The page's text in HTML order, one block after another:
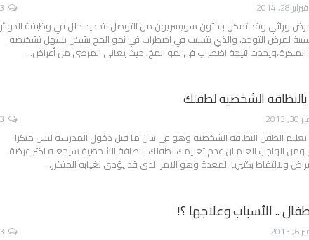
فبراير 28, 2014
وراثي وقد تمكن باحثون سويسريون من التوصل لتحديد خلل في وظيفة الدوائر
لمرض التوحد، والذي يتسبب في اضطراب في نمو المخ بشكل يسهل تشخيصه
نتيجة اضطراب في نمو المخ، حيث يعاني المرضى من أعراض…
بالنظافة الشخصيه لطفلك
الطفل النظافة الشخصية وهو في سن ما قبل دخول المدرسة ليس مبكرا
ومن الواجب العلم ان عدم تعليمك لطفلك النظافة الشخصية سيجعله اكثر عرضة
ولالتقاط بكتيريا المعدة وهو الامر الذى قد يؤدى لغيابه المتكرر…
.. الأسباب وعلاجها ؟!